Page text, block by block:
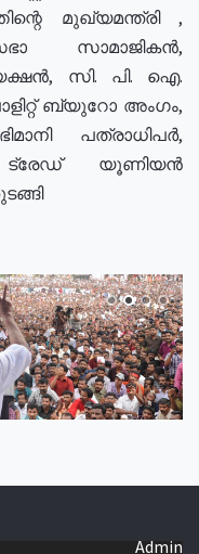
മുഖ്യമന്ത്രി ,
സാമാജികൻ,
സി. പി. ഐ.
ബ്യുറോ അംഗം,
പത്രാധിപർ,
യൂണിയൻ
Admin